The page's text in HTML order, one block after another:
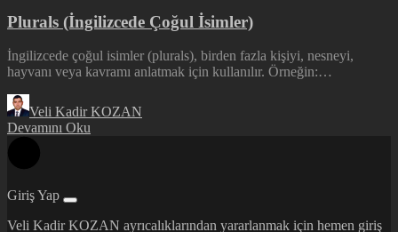
Plurals (İngilizcede Çoğul İsimler)
İngilizcede çoğul isimler (plurals), birden fazla kişiyi, nesneyi,
hayvanı veya kavramı anlatmak için kullanılır. Örneğin:…
Veli Kadir KOZAN
Devamını Oku
Giriş Yap
Veli Kadir KOZAN ayrıcalıklarından yararlanmak için hemen giriş